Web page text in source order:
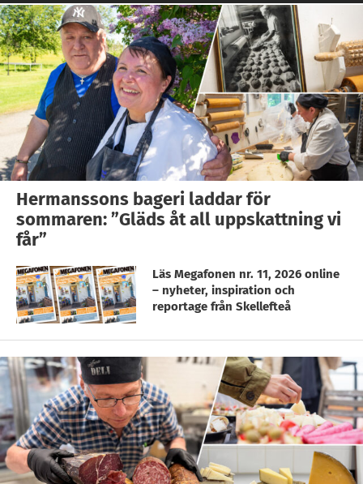
Hermanssons bageri laddar för
sommaren: ”Gläds åt all uppskattning vi
får”
Läs Megafonen nr. 11, 2026 online
– nyheter, inspiration och
reportage från Skellefteå